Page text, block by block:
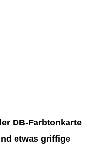
DB-Farbtonkarte
etwas griffige